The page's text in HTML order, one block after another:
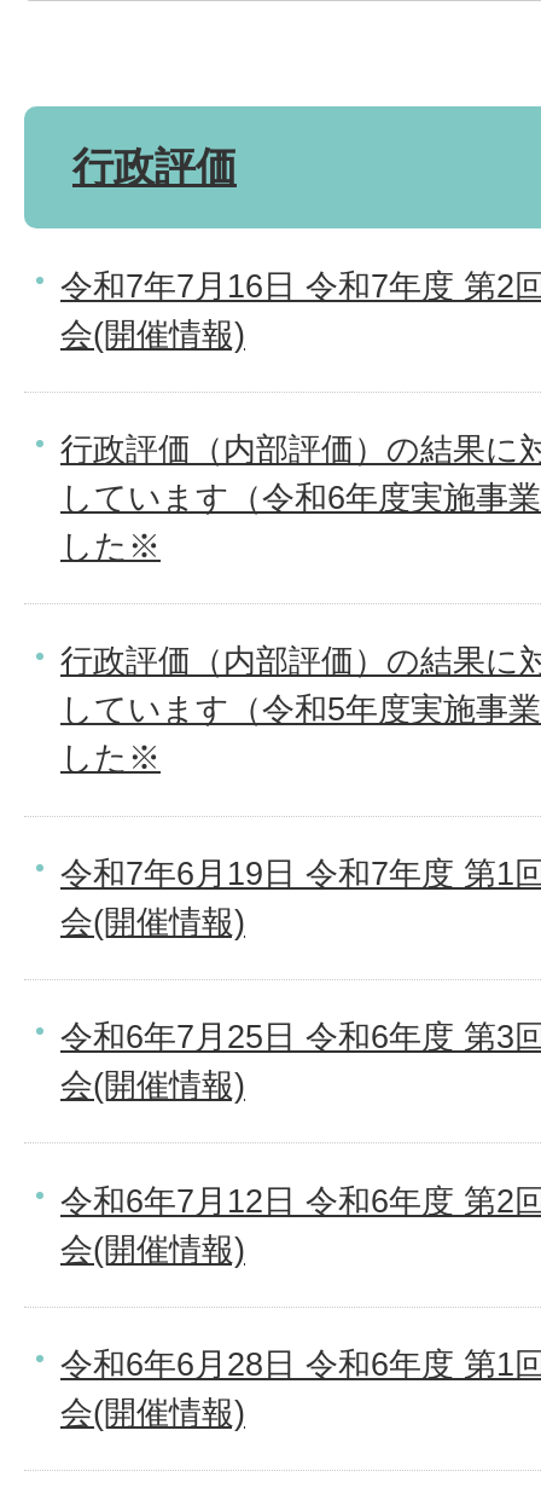
行政評価
令和7年7月16日 令和7年度 第2
会(開催情報)
行政評価（内部評価）の結果に
しています（令和6年度実施事
した※
行政評価（内部評価）の結果に
しています（令和5年度実施事
した※
令和7年6月19日 令和7年度 第1
会(開催情報)
令和6年7月25日 令和6年度 第3
会(開催情報)
令和6年7月12日 令和6年度 第2
会(開催情報)
令和6年6月28日 令和6年度 第1
会(開催情報)